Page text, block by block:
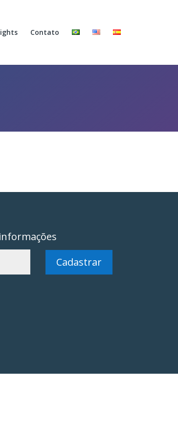
Contato
Cadastrar